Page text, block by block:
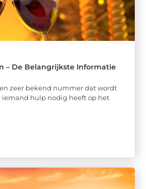
– De Belangrijkste Informatie
zeer bekend nummer dat wordt
hulp nodig heeft op het